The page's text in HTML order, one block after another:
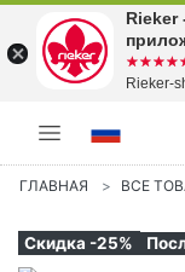
ГЛАВНАЯ ВСЕ
Скидка -25%
Rieker-